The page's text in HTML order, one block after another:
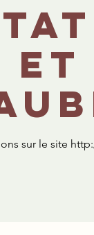
et
sur le site